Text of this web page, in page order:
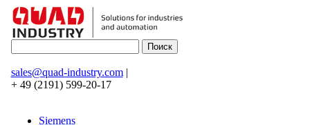
sales@quad-industry.com|
+ 49 (2191) 599-20-17
Siemens